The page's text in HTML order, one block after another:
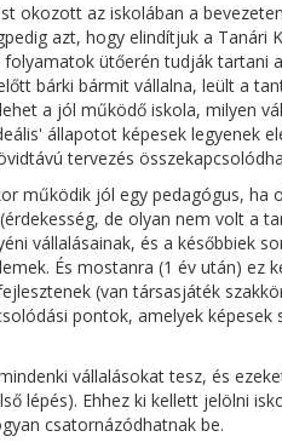
okozott az iskolában a
azt, hogy elindítjuk a Tanári
ütőerén tudják tartani
bárki bármit vállalna, leült a
a jól működő iskola, milyen
állapotot képesek legyenek
tervezés
működik jól egy pedagógus, ha
de olyan nem volt a
vállalásainak, és a későbbiek
És mostanra (1 év után) ez
(van társasjáték
pontok, amelyek
vállalásokat tesz, és
lépés). Ehhez ki kellett jelölni
csatornázódhatnak be.